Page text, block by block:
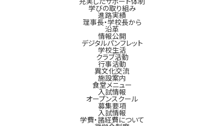
学びの取り組み
進路実績
理事長・学校長から
沿革
情報公開
デジタルパンフレット
学校生活
クラブ活動
行事活動
異文化交流
施設案内
食堂メニュー
入試情報
オープンスクール
募集要項
入試情報
学費・諸経費について